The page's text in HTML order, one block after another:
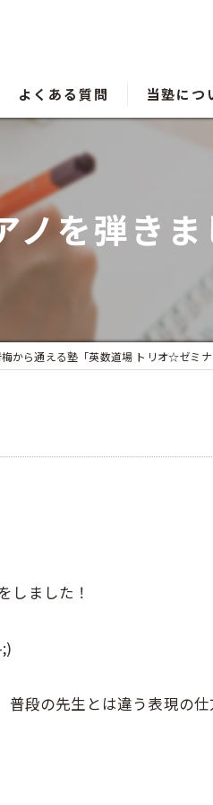
よくある質問 当塾につ
福生の塾
受験対策
ノを弾き
梅から通える塾「英数道場 トリオ☆ゼミナ
しました！
段の先生とは違う表現の